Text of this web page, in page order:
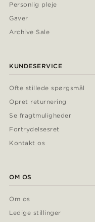
Personlig pleje
Gaver
Archive Sale
KUNDESERVICE
Ofte stillede spørgsmål
Opret returnering
Se fragtmuligheder
Fortrydelsesret
Kontakt os
OM OS
Om os
Ledige stillinger